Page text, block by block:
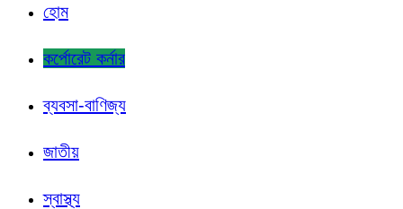
হোম
কর্পোরেট কর্নার
ব্যবসা-বাণিজ্য
জাতীয়
স্বাস্থ্য